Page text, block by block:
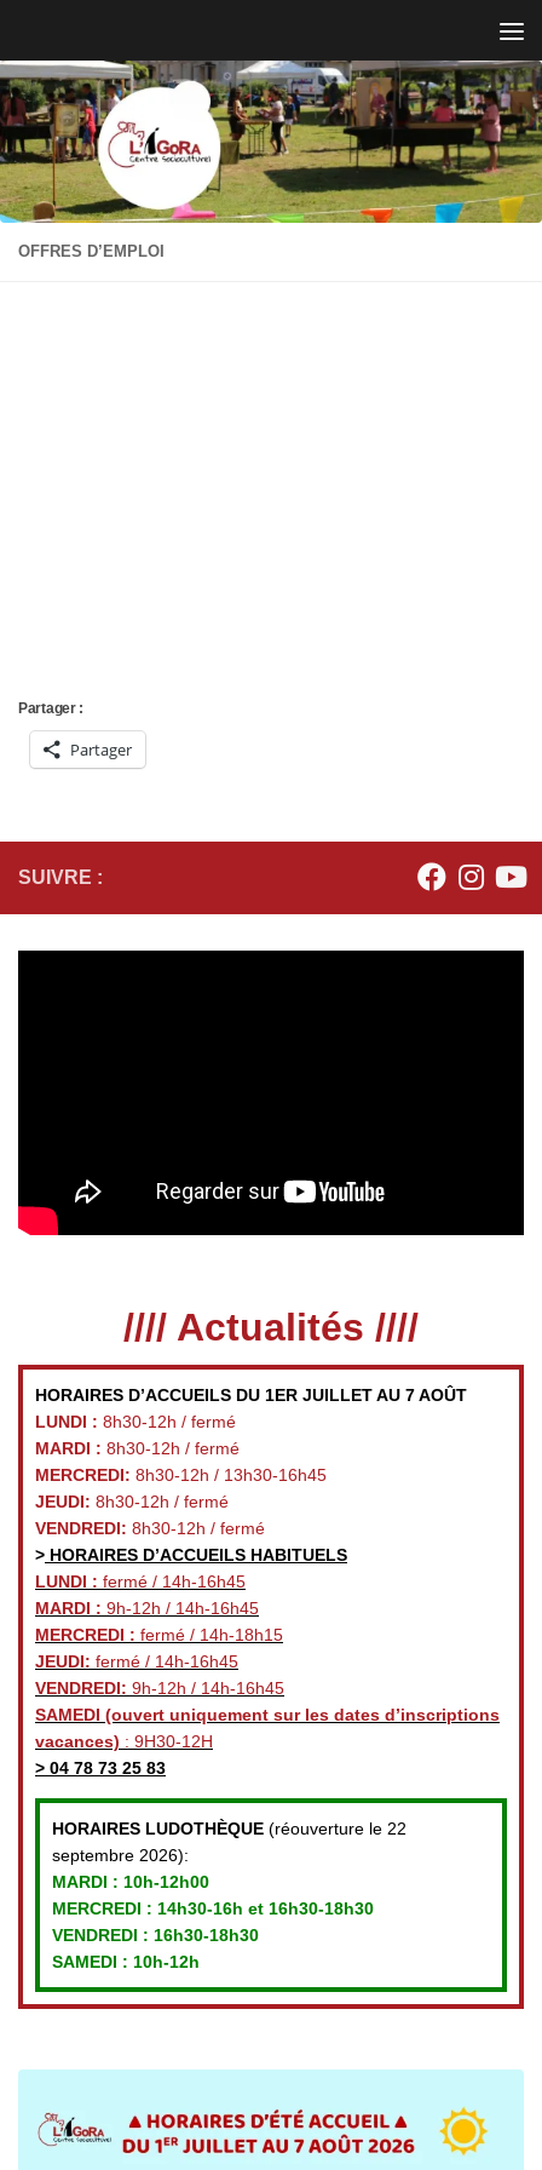
OFFRES D’EMPLOI
Partager :
Partager
SUIVRE :
//// Actualités ////
HORAIRES D’ACCUEILS DU 1ER JUILLET AU 7 AOÛT
LUNDI : 8h30-12h / fermé
MARDI : 8h30-12h / fermé
MERCREDI: 8h30-12h / 13h30-16h45
JEUDI: 8h30-12h / fermé
VENDREDI: 8h30-12h / fermé
> HORAIRES D’ACCUEILS HABITUELS
LUNDI : fermé / 14h-16h45
MARDI : 9h-12h / 14h-16h45
MERCREDI : fermé / 14h-18h15
JEUDI: fermé / 14h-16h45
VENDREDI: 9h-12h / 14h-16h45
SAMEDI (ouvert uniquement sur les dates d’inscriptions
vacances) : 9H30-12H
> 04 78 73 25 83
HORAIRES LUDOTHÈQUE (réouverture le 22
septembre 2026):
MARDI : 10h-12h00
MERCREDI : 14h30-16h et 16h30-18h30
VENDREDI : 16h30-18h30
SAMEDI : 10h-12h